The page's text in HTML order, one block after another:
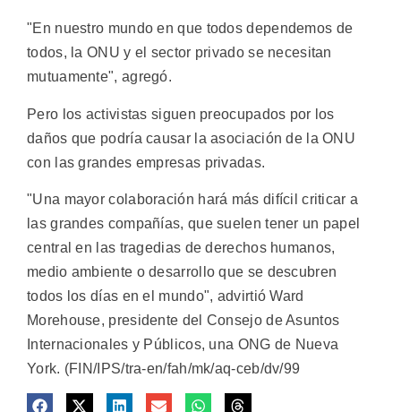
"En nuestro mundo en que todos dependemos de
todos, la ONU y el sector privado se necesitan
mutuamente", agregó.
Pero los activistas siguen preocupados por los
daños que podría causar la asociación de la ONU
con las grandes empresas privadas.
"Una mayor colaboración hará más difícil criticar a
las grandes compañías, que suelen tener un papel
central en las tragedias de derechos humanos,
medio ambiente o desarrollo que se descubren
todos los días en el mundo", advirtió Ward
Morehouse, presidente del Consejo de Asuntos
Internacionales y Públicos, una ONG de Nueva
York. (FIN/IPS/tra-en/fah/mk/aq-ceb/dv/99